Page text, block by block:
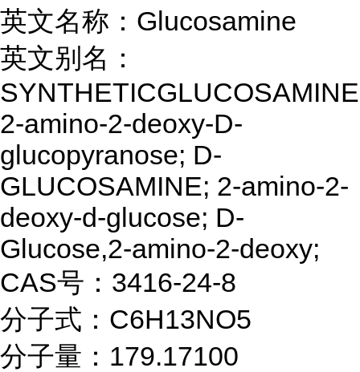
英文名称：Glucosamine
英文别名：
2-amino-2-deoxy-D-
glucopyranose; D-
GLUCOSAMINE; 2-amino-2-
deoxy-d-glucose; D-
Glucose,2-amino-2-deoxy;
CAS号：3416-24-8
分子式：C6H13NO5
分子量：179.17100